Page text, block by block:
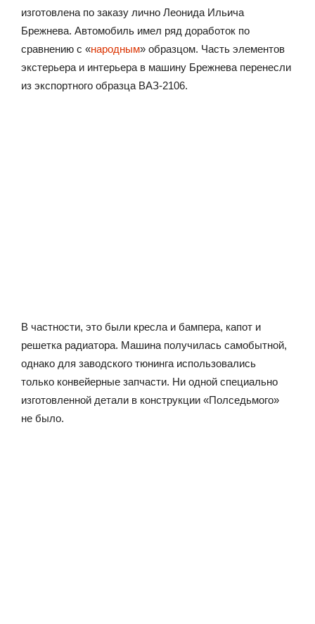
изготовлена по заказу лично Леонида Ильича
Брежнева. Автомобиль имел ряд доработок по
сравнению с «народным» образцом. Часть элементов
экстерьера и интерьера в машину Брежнева перенесли
из экспортного образца ВАЗ-2106.
В частности, это были кресла и бампера, капот и
решетка радиатора. Машина получилась самобытной,
однако для заводского тюнинга использовались
только конвейерные запчасти. Ни одной специально
изготовленной детали в конструкции «Полседьмого»
не было.